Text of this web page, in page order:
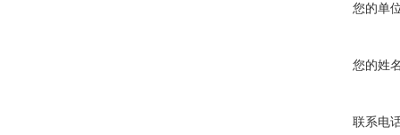
您的单
您的姓
联系电